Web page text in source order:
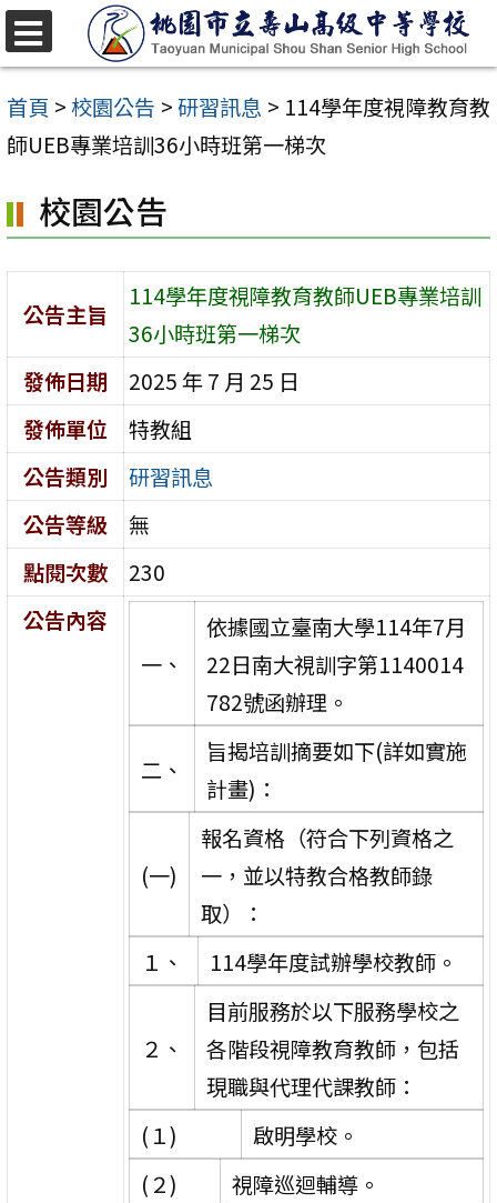
跳
至
主
要
容
區
首頁 >校園公告 >研習訊息 > 114學年度視障教育教
師UEB專業培訓36小時班第一梯次
校園公告
公告主旨
114學年度視障教育教師UEB專業培訓
36小時班第一梯次
發佈日期
2025 年 7 月 25 日
發佈單位
特教組
公告類別
研習訊息
公告等級
無
點閱次數
230
公告內容
一、
依據國立臺南大學114年7月
22日南大視訓字第1140014
782號函辦理。
二、
旨揭培訓摘要如下(詳如實施
計畫)：
(一)
報名資格（符合下列資格之
一，並以特教合格教師錄
取）：
１、
114學年度試辦學校教師。
２、
目前服務於以下服務學校之
各階段視障教育教師，包括
現職與代理代課教師：
(１)
啟明學校。
(２)
視障巡迴輔導。
選
單